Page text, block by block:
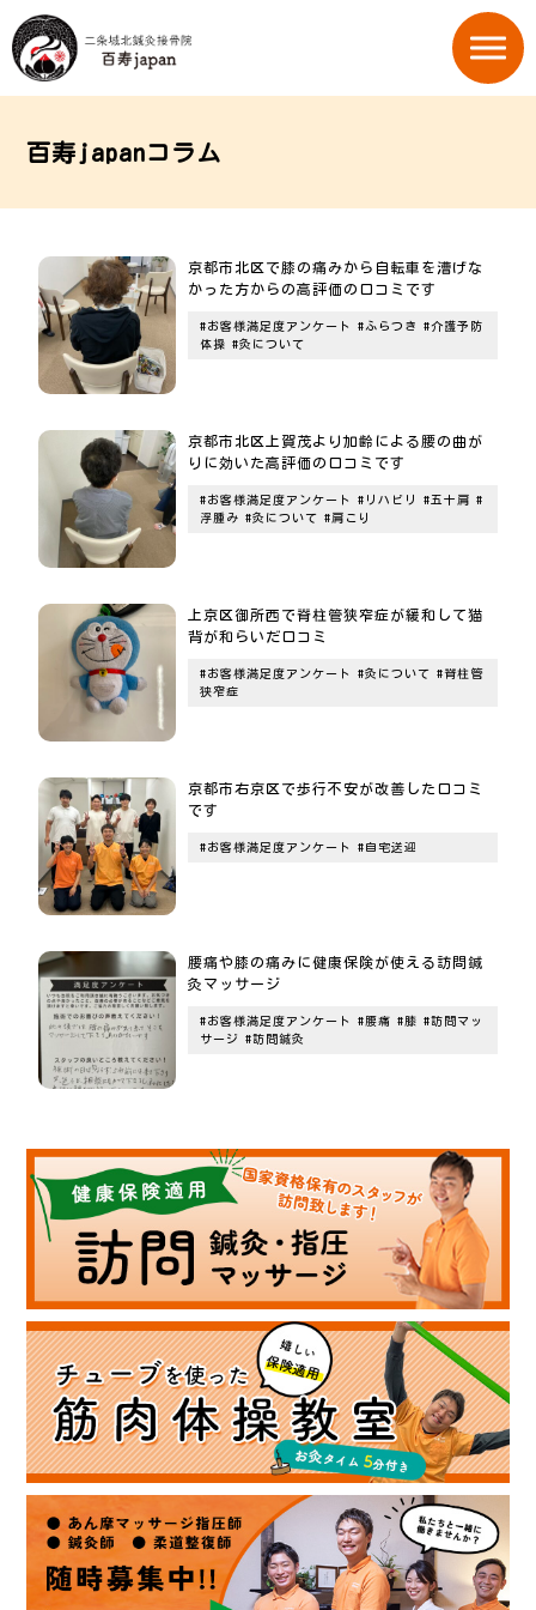
百寿japanコラム
京都市北区で膝の痛みから自転車を漕げな
かった方からの高評価の口コミです
#お客様満足度アンケート #ふらつき
#介護予防
体操
#灸について
京都市北区上賀茂より加齢による腰の曲が
りに効いた高評価の口コミです
#お客様満足度アンケート #リハビリ #五十肩
#
浮腫み
#灸について #肩こり
上京区御所西で脊柱管狭窄症が緩和して猫
背が和らいだ口コミ
#お客様満足度アンケート #灸について
#脊柱管
狭窄症
京都市右京区で歩行不安が改善した口コミ
です
#お客様満足度アンケート #自宅送迎
腰痛や膝の痛みに健康保険が使える訪問鍼
灸マッサージ
#お客様満足度アンケート #腰痛 #膝
#訪問マッ
サージ
#訪問鍼灸